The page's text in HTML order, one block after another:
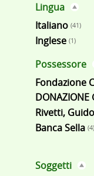
Lingua
Italiano (41)
Inglese (1)
Possessore
DONAZIONE
Rivetti,
Banca Sella (4)
Soggetti